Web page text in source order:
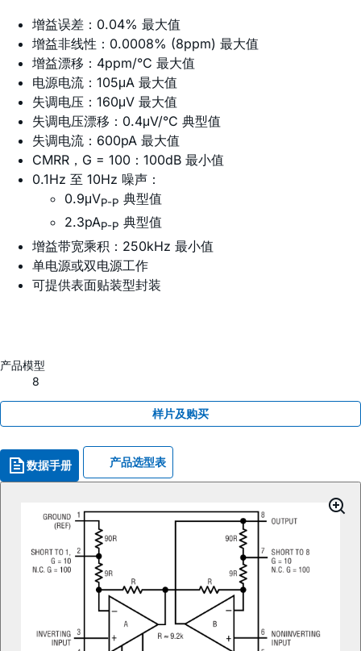
增益误差：0.04% 最大值
增益非线性：0.0008% (8ppm) 最大值
增益漂移：4ppm/°C 最大值
电源电流：105μA 最大值
失调电压：160μV 最大值
失调电压漂移：0.4μV/°C 典型值
失调电流：600pA 最大值
CMRR，G = 100：100dB 最小值
0.1Hz 至 10Hz 噪声：
0.9μVP-P 典型值
2.3pAP-P 典型值
增益带宽乘积：250kHz 最小值
单电源或双电源工作
可提供表面贴装型封装
产品模型
8
样片及购买
数据手册 产品选型表